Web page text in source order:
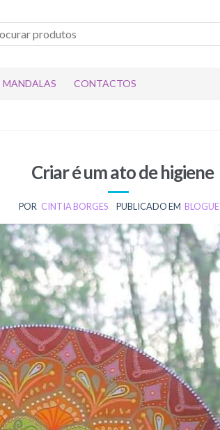
MANDALAS CONTACTOS
Criar é um ato de higiene
POR CINTIA BORGES PUBLICADO EM BLOGUE